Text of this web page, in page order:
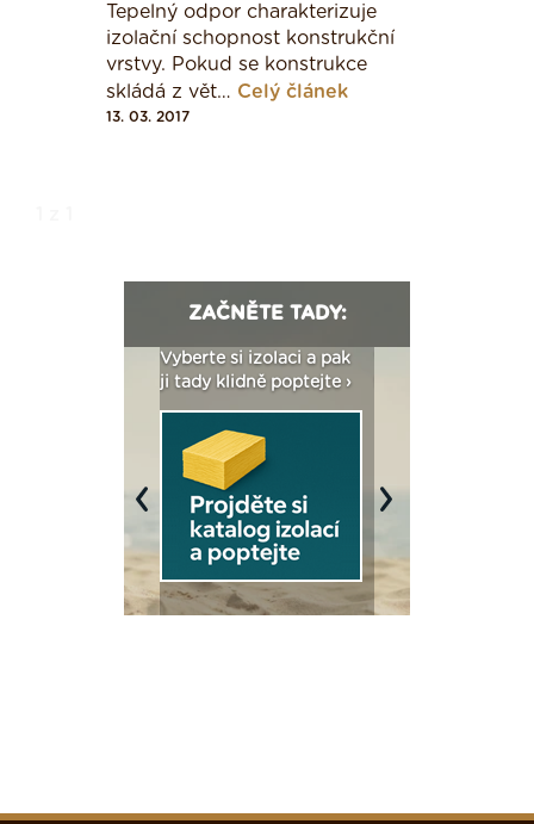
Tepelný odpor charakterizuje
izolační schopnost konstrukční
vrstvy. Pokud se konstrukce
skládá z vět… Celý článek
13. 03. 2017
ZAČNĚTE TADY:
Vyberte si izolaci a pak
ji tady klidně poptejte ›
Previous Next